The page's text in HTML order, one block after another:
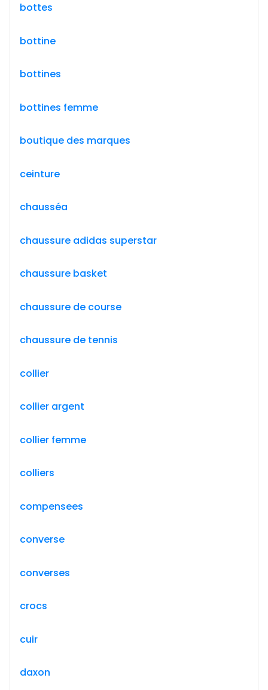
bottes
bottine
bottines
bottines femme
boutique des marques
ceinture
chausséa
chaussure adidas superstar
chaussure basket
chaussure de course
chaussure de tennis
collier
collier argent
collier femme
colliers
compensees
converse
converses
crocs
cuir
daxon